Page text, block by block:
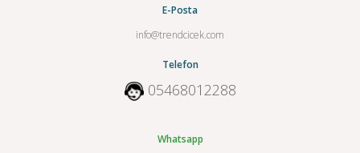
E-Posta
info@trendcicek.com
Telefon
05468012288
Whatsapp